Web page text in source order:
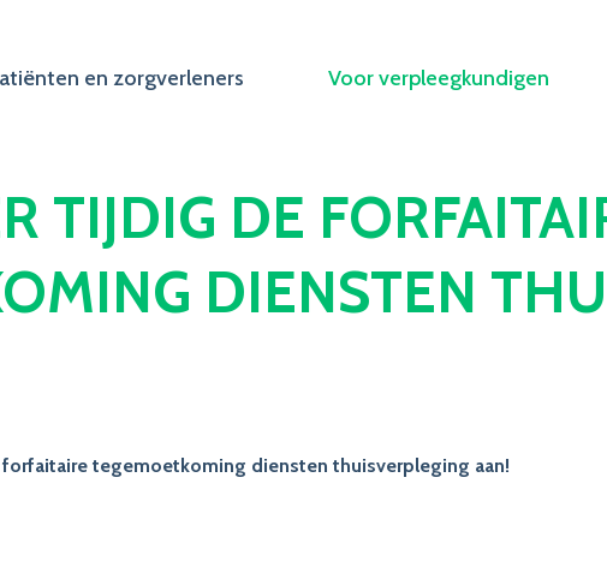
en zorgverleners Voor verpleegkundigen
TIJDIG DE
DIENSTEN
tegemoetkoming diensten thuisverpleging aan!